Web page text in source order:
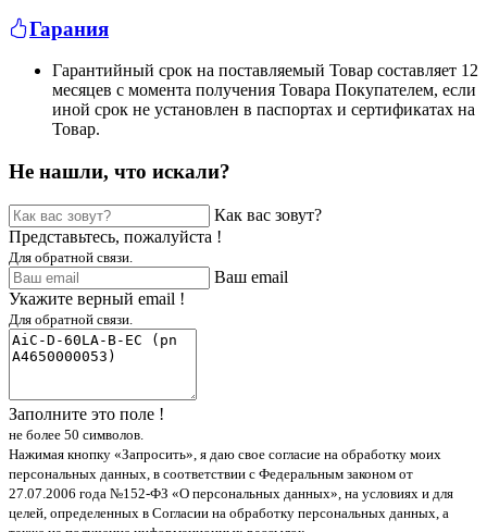
Гарания
Гарантийный срок на поставляемый Товар составляет 12
месяцев с момента получения Товара Покупателем, если
иной срок не установлен в паспортах и сертификатах на
Товар.
Не нашли, что искали?
Как вас зовут?
Представьтесь, пожалуйста !
Для обратной связи.
Ваш email
Укажите верный email !
Для обратной связи.
Заполните это поле !
не более 50 символов.
Нажимая кнопку «Запросить», я даю свое согласие на обработку моих
персональных данных, в соответствии с Федеральным законом от
27.07.2006 года №152-ФЗ «О персональных данных», на условиях и для
целей, определенных в Согласии на обработку персональных данных, а